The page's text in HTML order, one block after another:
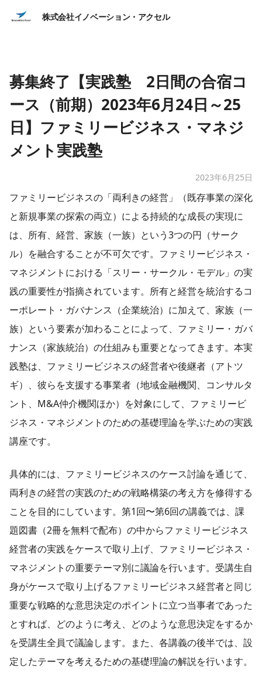
株式会社イノベーション・アクセル
募集終了【実践塾 2日間の合宿コ
ース（前期）2023年6月24日～25
日】ファミリービジネス・マネジ
メント実践塾
2023年6月25日
ファミリービジネスの「両利きの経営」（既存事業の深化
と新規事業の探索の両立）による持続的な成長の実現に
は、所有、経営、家族（一族）という3つの円（サーク
ル）を融合することが不可欠です。ファミリービジネス・
マネジメントにおける「スリー・サークル・モデル」の実
践の重要性が指摘されています。所有と経営を統治するコ
ーポレート・ガバナンス（企業統治）に加えて、家族（一
族）という要素が加わることによって、ファミリー・ガバ
ナンス（家族統治）の仕組みも重要となってきます。本実
践塾は、ファミリービジネスの経営者や後継者（アトツ
ギ）、彼らを支援する事業者（地域金融機関、コンサルタ
ント、M&A仲介機関ほか）を対象にして、ファミリービ
ジネス・マネジメントのための基礎理論を学ぶための実践
講座です。
具体的には、ファミリービジネスのケース討論を通じて、
両利きの経営の実践のための戦略構築の考え方を修得する
ことを目的にしています。第1回〜第6回の講義では、課
題図書（2冊を無料で配布）の中からファミリービジネス
経営者の実践をケースで取り上げ、ファミリービジネス・
マネジメントの重要テーマ別に議論を行います。受講生自
身がケースで取り上げるファミリービジネス経営者と同じ
重要な戦略的な意思決定のポイントに立つ当事者であった
とすれば、どのように考え、どのような意思決定をするか
を受講生全員で議論します。また、各講義の後半では、設
定したテーマを考えるための基礎理論の解説を行います。